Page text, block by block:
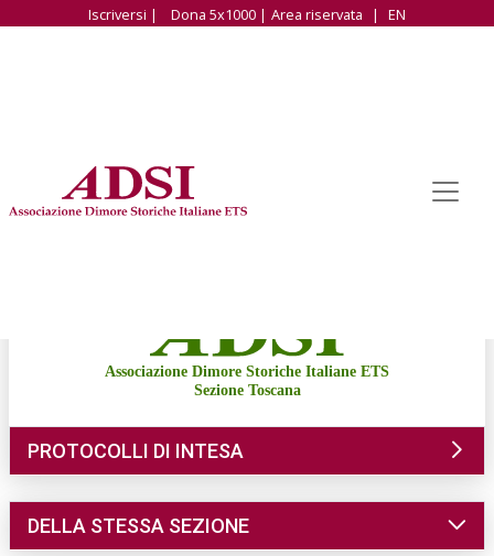
Iscriversi | Dona 5x1000 | Area riservata | EN
Associazione Dimore Storiche Italiane ETS
Sezione Toscana
PROTOCOLLI DI INTESA
DELLA STESSA SEZIONE